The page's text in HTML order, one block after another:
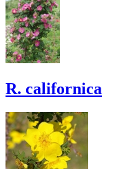
R. californica